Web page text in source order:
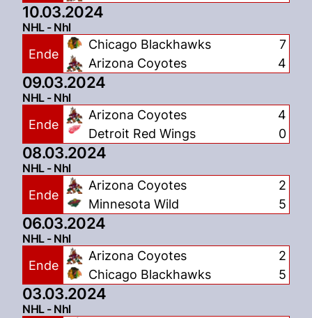
10.03.2024
NHL - Nhl
Ende
Chicago Blackhawks
Arizona Coyotes
7
4
09.03.2024
NHL - Nhl
Ende
Arizona Coyotes
Detroit Red Wings
4
0
08.03.2024
NHL - Nhl
Ende
Arizona Coyotes
Minnesota Wild
2
5
06.03.2024
NHL - Nhl
Ende
Arizona Coyotes
Chicago Blackhawks
2
5
03.03.2024
NHL - Nhl